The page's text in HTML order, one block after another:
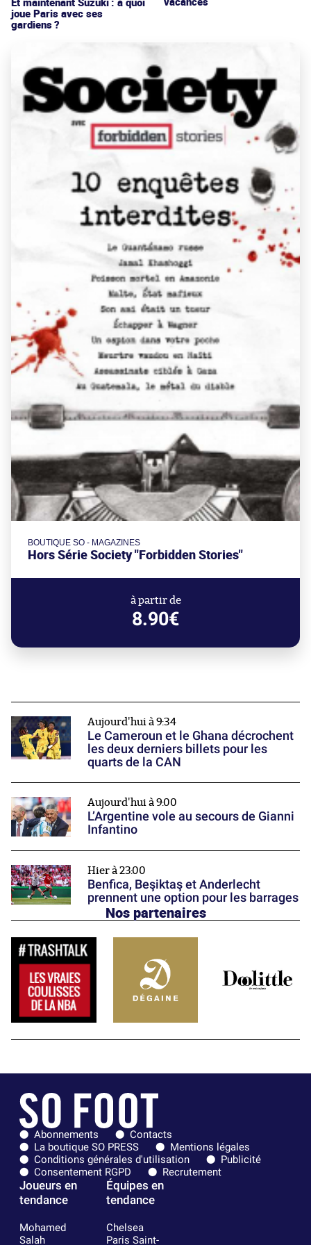
joue Paris avec ses
gardiens ?
BOUTIQUE SO - MAGAZINES
Hors Série Society "Forbidden Stories"
à partir de
8.90€
Aujourd'hui à 9:34
Le Cameroun et le Ghana décrochent
les deux derniers billets pour les
quarts de la CAN
Aujourd'hui à 9:00
L’Argentine vole au secours de Gianni
Infantino
Hier à 23:00
Benfica, Beşiktaş et Anderlecht
prennent une option pour les barrages
Nos partenaires
Abonnements
Contacts
La boutique SO PRESS
Mentions légales
Conditions générales d'utilisation
Publicité
Consentement RGPD
Recrutement
Joueurs en
tendance
Mohamed
Salah
Équipes en
tendance
Chelsea
Paris Saint-